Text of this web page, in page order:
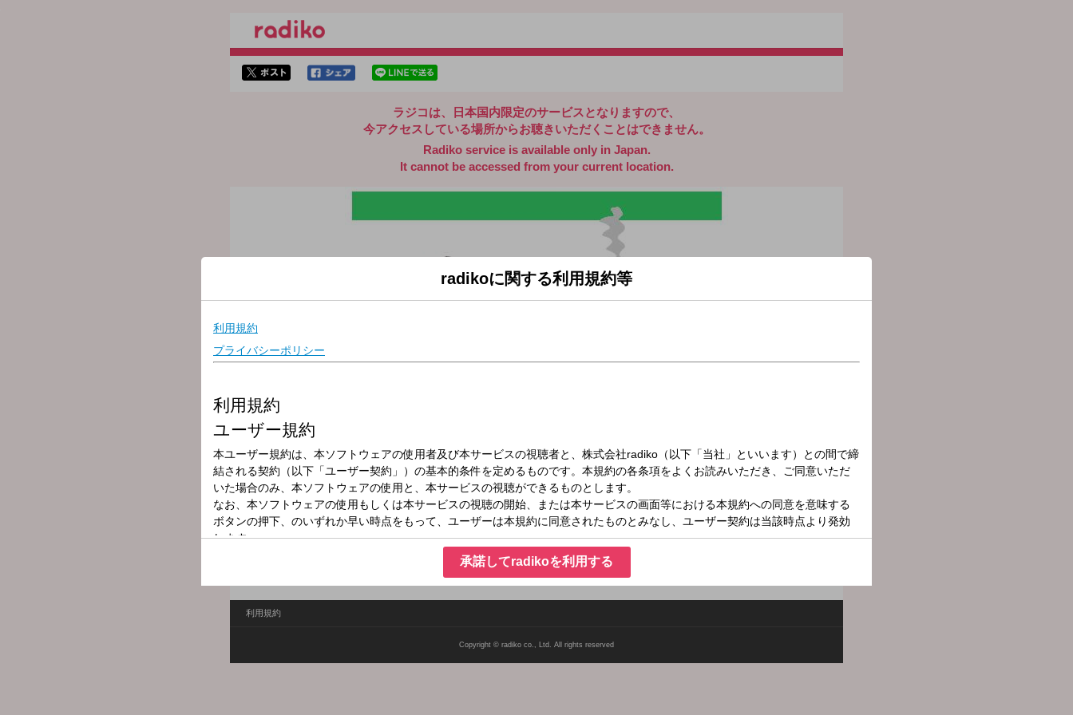
ラジコは、日本国内限定のサービスとなりますので、
今アクセスしている場所からお聴きいただくことはできません。
Radiko service is available only in Japan.
It cannot be accessed from your current location.
放送局
放送時間
2026年1月17日（土）08:30～08:45
番組名
解決！知っ得プレミアム
利用規約
Copyright © radiko co., Ltd. All rights reserved
radikoに関する利用規約等
承諾してradikoを利用する